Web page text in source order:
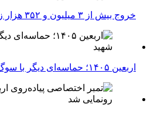
خروج بیش از ۳ میلیون و ۳۵۲ هزار زائر از مرزهای کشور
اربعین ۱۴۰۵؛ حماسه‌ای دیگر با سوگ رهبر شهید